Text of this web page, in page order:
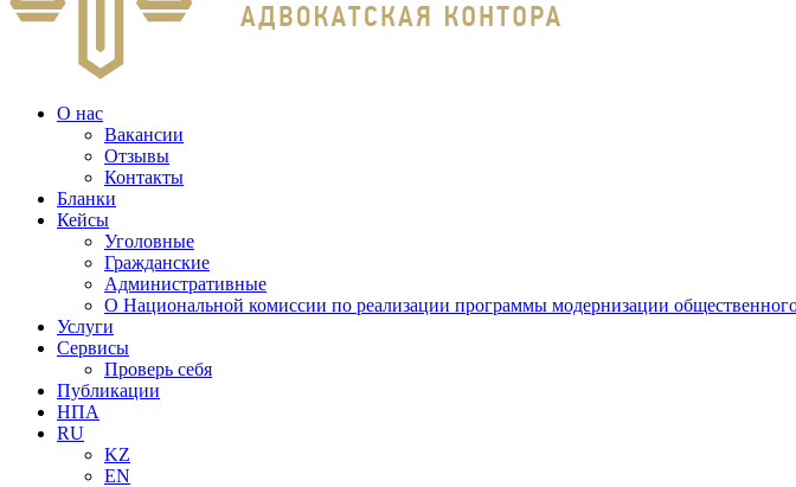
О нас
Вакансии
Отзывы
Контакты
Бланки
Кейсы
Уголовные
Гражданские
Административные
О Национальной комиссии по реализации программы модернизации
Услуги
Сервисы
Проверь себя
Публикации
НПА
RU
KZ
EN